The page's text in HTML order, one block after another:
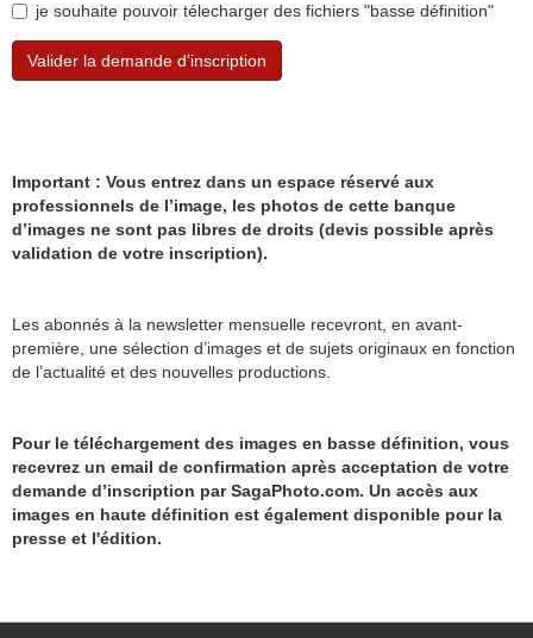
je souhaite pouvoir télecharger des fichiers "basse définition"
Valider la demande d'inscription
Important : Vous entrez dans un espace réservé aux
professionnels de l’image, les photos de cette banque
d’images ne sont pas libres de droits (devis possible après
validation de votre inscription).
Les abonnés à la newsletter mensuelle recevront, en avant-
première, une sélection d’images et de sujets originaux en fonction
de l’actualité et des nouvelles productions.
Pour le téléchargement des images en basse définition, vous
recevrez un email de confirmation après acceptation de votre
demande d’inscription par SagaPhoto.com. Un accès aux
images en haute définition est également disponible pour la
presse et l'édition.